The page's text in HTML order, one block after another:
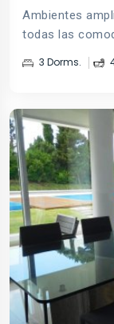
Ambientes
todas las
3 Dorms.